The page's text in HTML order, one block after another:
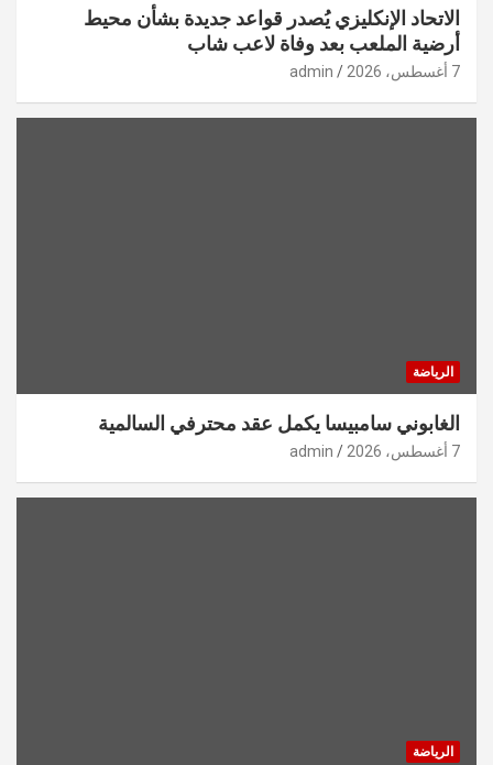
الاتحاد الإنكليزي يُصدر قواعد جديدة بشأن محيط
أرضية الملعب بعد وفاة لاعب شاب
7 أغسطس، 2026 admin
الرياضة
الغابوني سامبيسا يكمل عقد محترفي السالمية
7 أغسطس، 2026 admin
الرياضة